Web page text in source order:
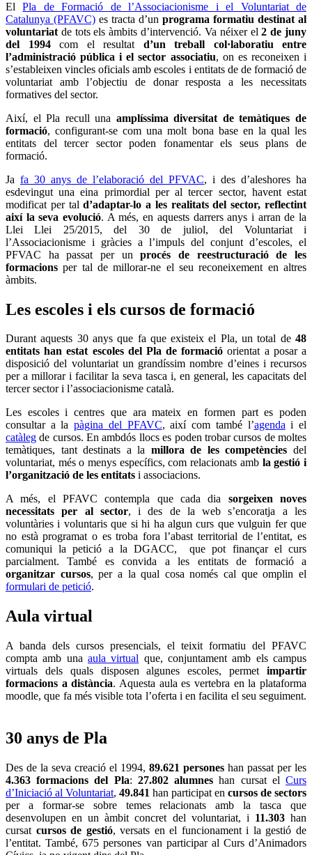
ElPla de Formació de l’Associacionisme i el Voluntariat de
Catalunya (PFAVC) es tracta d’un programa formatiu destinat al
voluntariat de tots els àmbits d’intervenció. Va néixer el2 de juny
del 1994com el resultat d’un treball col·laboratiu entre
l’administració pública i el sector associatiu, on es reconeixen i
s’estableixen vincles oficials amb escoles i entitats de de formació de
voluntariat amb l’objectiu de donar resposta a les necessitats
formatives del sector.
Així, el Pla recull una amplíssima diversitat de temàtiques de
formació, configurant-se com una molt bona base en la qual les
entitats del tercer sector poden fonamentar els seus plans de
formació.
Ja fa 30 anys de l’elaboració del PFVAC, i des d’aleshores ha
esdevingut una eina primordial per al tercer sector, havent estat
modificat per tald’adaptar-lo a les realitats del sector, reflectint
així la seva evolució. A més, en aquests darrers anys i arran de la
Llei Llei 25/2015, del 30 de juliol, del Voluntariat i
l’Associacionisme i gràcies a l’impuls del conjunt d’escoles, el
PFVAC ha passat per unprocés de reestructuració de les
formacionsper tal de millorar-ne el seu reconeixement en altres
àmbits.
Les escoles i els cursos de formació
Durant aquests 30 anys que fa que existeix el Pla, un total de 48
entitats han estat escoles del Pla de formacióorientat a posar a
disposició del voluntariat un grandíssim nombre d’eines i recursos
per a millorar i facilitar la seva tasca i, en general, les capacitats del
tercer sector i l’associacionisme català.
Les escoles i centres que ara mateix en formen part es poden
consultar a lapàgina del PFAVC, així com també l’agendai el
catàleg de cursos. En ambdós llocs es poden trobar cursos de moltes
temàtiques, tant destinats a la millora de les competències del
voluntariat, més o menys específics, com relacionats amb la gestió i
l’organització de les entitats i associacions.
A més, el PFAVC contempla que cada dia sorgeixen noves
necessitats per al sector, i des de la web s’encoratja a les
voluntàries i voluntaris que si hi ha algun curs que vulguin fer que
no està programat o es troba fora l’abast territorial de l’entitat, es
comuniqui la petició a la DGACC, que pot finançar el curs
parcialment. També es convida a les entitats de formació a
organitzar cursos, per a la qual cosa només cal que omplin el
formulari de petició.
Aula virtual
A banda dels cursos presencials, el teixit formatiu del PFAVC
compta amb una aula virtual que, conjuntament amb els campus
virtuals dels quals disposen algunes escoles, permet impartir
formacions a distància. Aquesta aula es vertebra en la plataforma
moodle, que fa més visible tota l’oferta i en facilita el seu seguiment.
30 anys de Pla
Des de la seva creació el 1994, 89.621 persones han passat per les
4.363 formacions del Pla: 27.802 alumnes han cursat elCurs
d’Iniciació al Voluntariat, 49.841 han participat en cursos de sectors
per a formar-se sobre temes relacionats ambla tasca que
desenvolupen en un àmbit concret del voluntariat, i 11.303han
cursat cursos de gestió, versats en el funcionament i la gestió de
l’entitat. També, 675 persones van participar al Curs d’Animadors